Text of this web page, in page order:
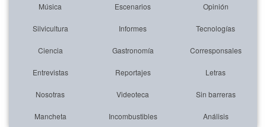
Música Escenarios Opinión
Silvicultura Informes Tecnologías
Ciencia Gastronomía Corresponsales
Entrevistas Reportajes Letras
Nosotras Videoteca Sin barreras
Mancheta Incombustibles Análisis